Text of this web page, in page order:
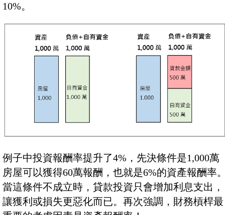
10%。
例子中投資報酬率提升了4%，先決條件是1,000萬
房屋可以獲得60萬報酬，也就是6%的資產報酬率
當這條件不成立時，貸款投資只會增加利息支出，
讓獲利或損失更惡化而已。再次強調，財務槓桿最